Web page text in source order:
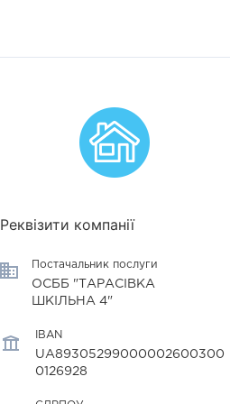
Реквізити компанії
Постачальник послуги
ОСББ "ТАРАСІВКА
ШКІЛЬНА 4"
IBAN
UA89305299000002600300
0126928